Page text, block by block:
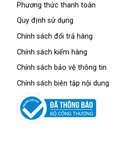
Phương thức thanh toán
Quy định sử dụng
Chính sách đổi trả hàng
Chính sách kiểm hàng
Chính sách bảo vệ thông tin
Chính sách biên tập nội dung